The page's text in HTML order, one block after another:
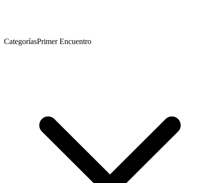
CategoríasPrimer Encuentro